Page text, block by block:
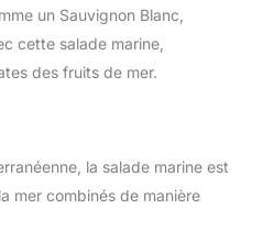
un Sauvignon Blanc,
cette salade marine,
des fruits de mer.
la salade marine est
mer combinés de manière